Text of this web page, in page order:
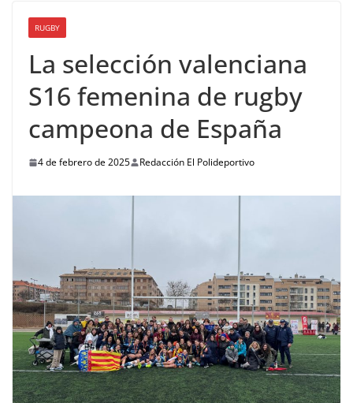
RUGBY
La selección valenciana
S16 femenina de rugby
campeona de España
4 de febrero de 2025 Redacción El Polideportivo